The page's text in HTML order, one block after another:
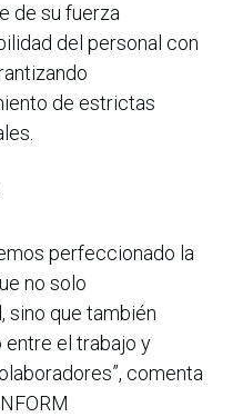
de su fuerza
del personal con
de estrictas
perfeccionado la
no solo
sino que también
el trabajo y
comenta